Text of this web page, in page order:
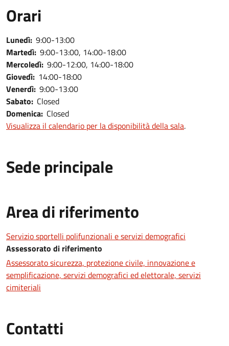
Orari
Lunedì: 9:00-13:00
Martedì: 9:00-13:00, 14:00-18:00
Mercoledì: 9:00-12:00, 14:00-18:00
Giovedì: 14:00-18:00
Venerdì: 9:00-13:00
Sabato: Closed
Domenica: Closed
Visualizza il calendario per la disponibilità della sala.
Sede principale
Area di riferimento
Servizio sportelli polifunzionali e servizi demografici
Assessorato di riferimento
Assessorato sicurezza, protezione civile, innovazione e
semplificazione, servizi demografici ed elettorale, servizi
cimiteriali
Contatti